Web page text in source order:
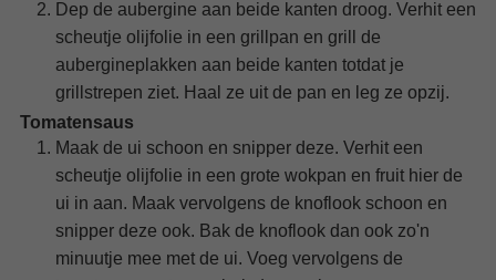
Dep de aubergine aan beide kanten droog. Verhit een
scheutje olijfolie in een grillpan en grill de
aubergineplakken aan beide kanten totdat je
grillstrepen ziet. Haal ze uit de pan en leg ze opzij.
Tomatensaus
Maak de ui schoon en snipper deze. Verhit een
scheutje olijfolie in een grote wokpan en fruit hier de
ui in aan. Maak vervolgens de knoflook schoon en
snipper deze ook. Bak de knoflook dan ook zo'n
minuutje mee met de ui. Voeg vervolgens de